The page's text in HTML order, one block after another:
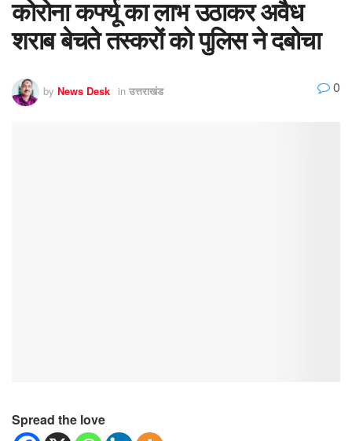
कोरोना कर्फ्यू का लाभ उठाकर अवैध
शराब बेचते तस्करों को पुलिस ने दबोचा
by News Desk in उत्तराखंड 0
Spread the love